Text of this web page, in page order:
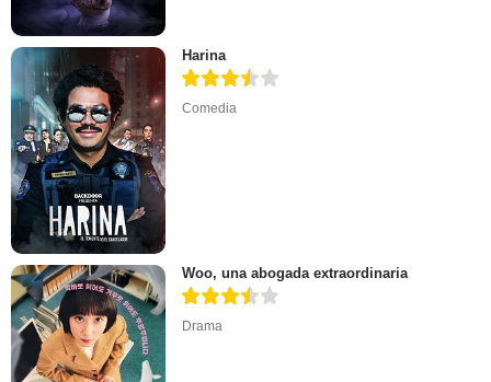
Harina
Comedia
Woo, una abogada extraordinaria
Drama